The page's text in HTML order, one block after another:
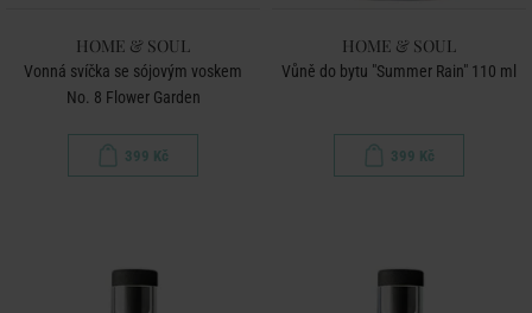
HOME & SOUL
Vonná svíčka se sójovým voskem
No. 8 Flower Garden
399 Kč
HOME & SOUL
Vůně do bytu "Summer Rain" 110 ml
399 Kč